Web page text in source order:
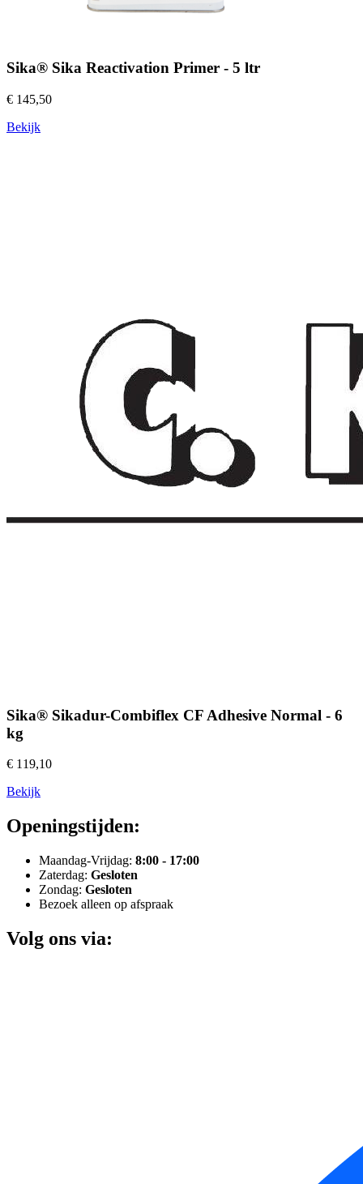
Sika® Sika Reactivation Primer - 5 ltr
€ 145,50
Bekijk
Sika® Sikadur-Combiflex CF Adhesive Normal - 6
kg
€ 119,10
Bekijk
Openingstijden:
Maandag-Vrijdag: 8:00 - 17:00
Zaterdag: Gesloten
Zondag: Gesloten
Bezoek alleen op afspraak
Volg ons via: